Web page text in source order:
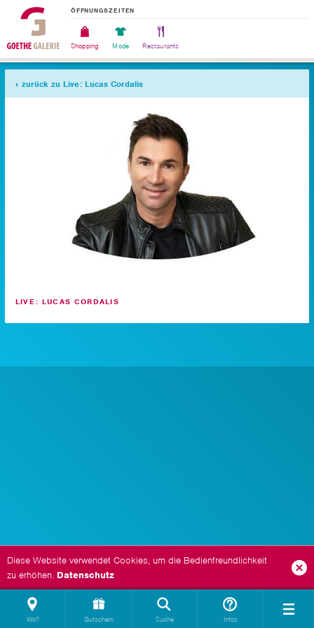
Diese Website verwendet Cookies, um die Bedienfreundlichkeit
zu erhöhen. Datenschutz
ÖFFNUNGSZEITEN
Shopping Mode Restaurants
zurück zu Live: Lucas Cordalis
LIVE: LUCAS CORDALIS
Wo? Gutschein Suche Infos